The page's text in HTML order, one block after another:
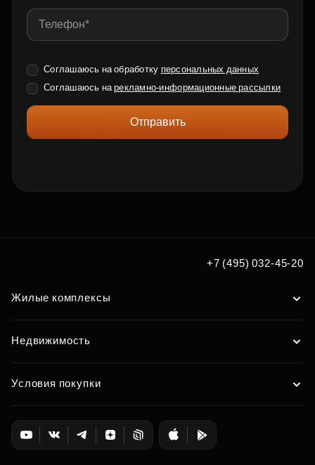
Соглашаюсь на обработку персональных данных
Соглашаюсь нарекламно-информационные рассылки
Отправить
+7 (495) 032-45-20
Жилые комплексы
Недвижимость
Условия покупки